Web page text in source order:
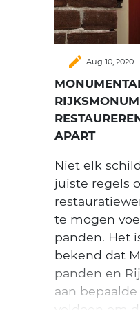
create Aug 10, 2020
APART
Niet elk
juiste regels
te mogen
panden. Het
bekend dat
panden en
aan